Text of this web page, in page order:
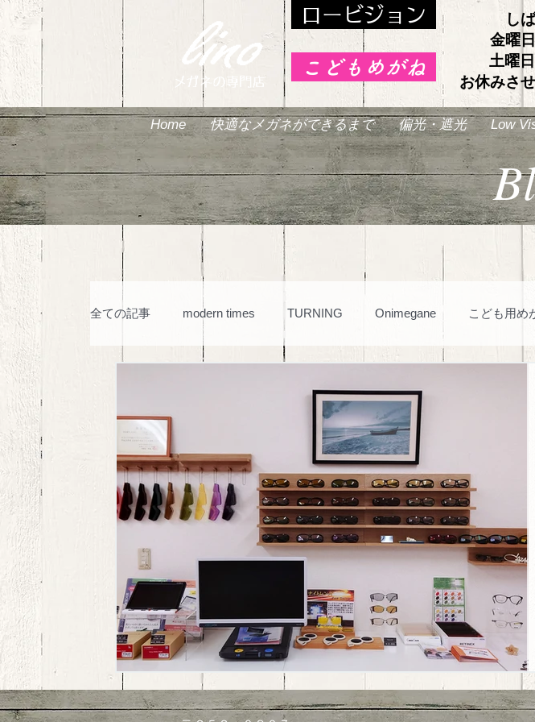
ロービジョン
こどもめがね
し
金曜
土曜
お休みさ
Home 快適なメガネができるまで 偏光・遮光 Low
全ての記事 modern times TURNING Onimegane こども用め
NATURAL BEAUTY メガネの相談日
Silhouette シルエット AKITTO omodok TokyoSnap